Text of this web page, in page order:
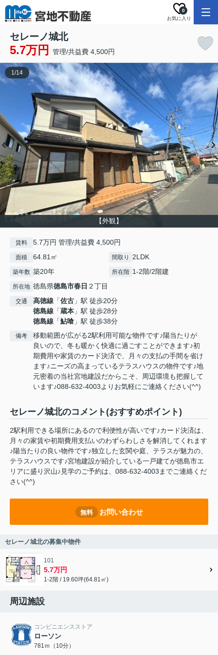
お気に入り
0
セレーノ城北
5.7万円 管理/共益費 4,500円
【外観】
1/14
賃料 5.7万円 管理/共益費 4,500円
面積 64.81㎡ 間取り 2LDK
築年数 築20年 所在階 1-2階/2階建
所在地 徳島県徳島市春日 ２丁目
交通 高徳線 「佐古 」駅 徒歩20分
徳島線 「蔵本 」駅 徒歩28分
徳島線 「鮎喰 」駅 徒歩38分
備考
移動範囲が広がる2駅利用可能な物件です♪陽当たりが
良いので、冬も暖かく快適に過ごすことができます♪初
期費用や家賃のカード決済で、月々の支払の手間を省け
ます♪ニーズの高まっているテラスハウスの物件です♪地
元密着の当社宮地建設だからこそ、周辺環境も把握して
います♪088-632-4003よりお気軽にご連絡ください(^^)
セレーノ城北のコメント(おすすめポイント)
2駅利用できる場所にあるので利便性が高いです♪カード決済は、
月々の家賃や初期費用支払いのわずらわしさを解消してくれます
♪陽当たりの良い物件です♪独立した玄関や庭、テラスが魅力の、
テラスハウスです♪宮地建設が紹介している一戸建てが徳島市エ
リアに盛り沢山♪見学のご予約は、088-632-4003までご連絡くだ
さい(^^)
無料 お問い合わせ
セレーノ城北の募集中物件
101
5.7万円
1-2階 / 19.60坪(64.81㎡)
周辺施設
コンビニエンスストア
ローソン
781ｍ（10分）